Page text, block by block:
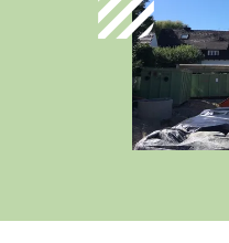
Deutsch
Italia
Italiano
România